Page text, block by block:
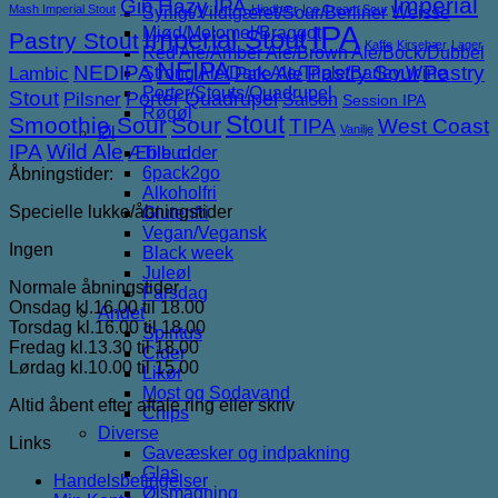
Syrligt/Vildtgæret/Sour/Berliner Weisse
Mjød/Melomel/Braggot
Red Ale/Amber Ale/Brown Ale/Bock/Dubbel
Strong Ale/Dark Ale/Triple/Barley Wine
Porter/Stouts/Quadrupel
Røgøl
Øl
Tilbud
6pack2go
Alkoholfri
Glutenfri
Vegan/Vegansk
Black week
Juleøl
Farsdag
Andet
Spiritus
Cider
Likør
Most og Sodavand
Chips
Diverse
Gaveæsker og indpakning
Glas
Ølsmagning
Mash Imperial Stout GinHazy IPA Hindbær Ice Cream Sour
Pastry StoutImperial StoutIPA Kaffe Kirsebær Lager
Lambic NEDIPANEIPA Pale Ale Pastry SourPastry
Stout Pilsner Porter Quadrupel Saison Session IPA
Smoothie SourSour StoutTIPA Vanilje West Coast
IPA Wild Ale Æble cider
Åbningstider:
Specielle lukke/åbningstider
Ingen
Normale åbningstider
Onsdag kl.16.00 til 18.00
Torsdag kl.16.00 til 18.00
Fredag kl.13.30 til 18.00
Lørdag kl.10.00 til 15.00
Altid åbent efter aftale ring eller skriv
Links
Handelsbetingelser